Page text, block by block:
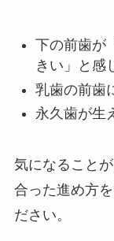
下の前歯が
きい」と感
乳歯の前歯
永久歯が生
気になること
合った進め方
ださい。